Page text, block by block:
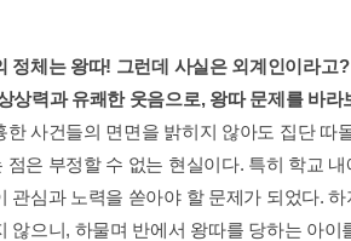
정체는 왕따! 그런데 사실은 외계인이라고?
상력과 유쾌한 웃음으로, 왕따 문제를 바라
한 사건들의 면면을 밝히지 않아도 집단 따
점은 부정할 수 없는 현실이다. 특히 학교
관심과 노력을 쏟아야 할 문제가 되었다.
않으니, 하물며 반에서 왕따를 당하는 아